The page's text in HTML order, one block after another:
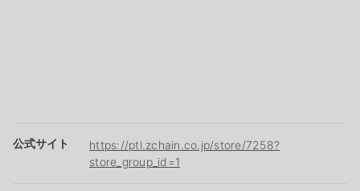
公式サイト
https://ptl.zchain.co.jp/store/7258?
store_group_id=1